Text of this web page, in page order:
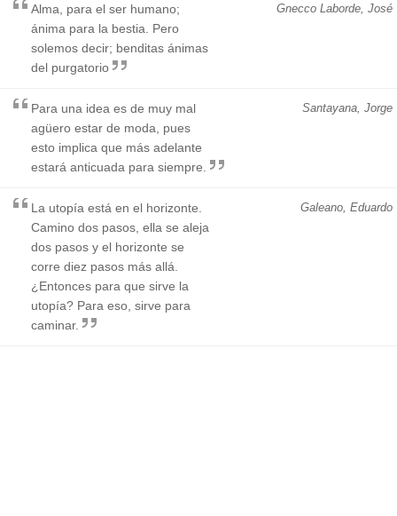
Gnecco Laborde, José
Alma, para el ser humano;
ánima para la bestia. Pero
solemos decir; benditas ánimas
del purgatorio
Santayana, Jorge
Para una idea es de muy mal
agüero estar de moda, pues
esto implica que más adelante
estará anticuada para siempre.
Galeano, Eduardo
La utopía está en el horizonte.
Camino dos pasos, ella se aleja
dos pasos y el horizonte se
corre diez pasos más allá.
¿Entonces para que sirve la
utopía? Para eso, sirve para
caminar.